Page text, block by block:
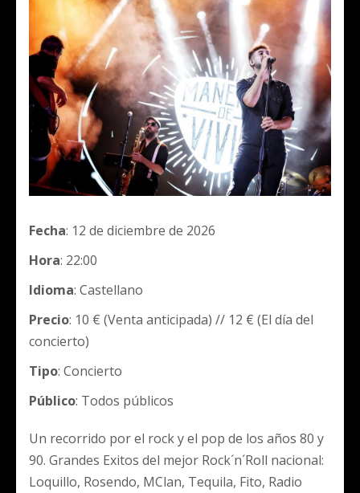
Fecha: 12 de diciembre de 2026
Hora: 22:00
Idioma: Castellano
Precio: 10 € (Venta anticipada) // 12 € (El día del
concierto)
Tipo: Concierto
Público: Todos públicos
Un recorrido por el rock y el pop de los años 80 y
90. Grandes Exitos del mejor Rock´n´Roll nacional:
Loquillo, Rosendo, MClan, Tequila, Fito, Radio